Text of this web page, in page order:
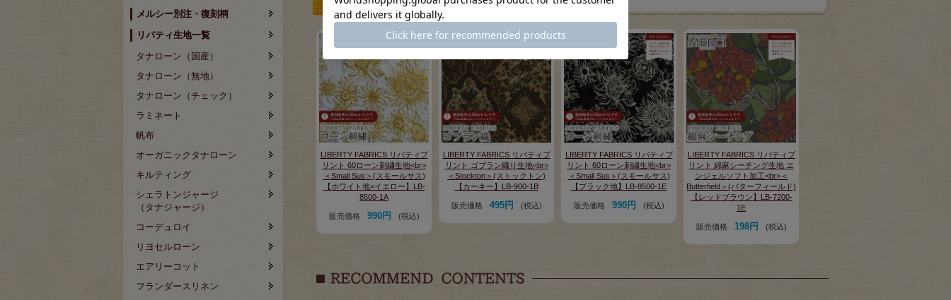
メルシー別注・復刻柄
リバティ生地一覧
タナローン（国産）
タナローン（無地）
タナローン（チェック）
ラミネート
帆布
オーガニックタナローン
キルティング
シェラトンジャージ
（タナジャージ）
コーデュロイ
リヨセルローン
エアリーコット
フランダースリネン
LIBERTY FABRICS リバティプ
リント 60ローン刺繍生地<br>
＜Small Sus＞(スモールサス)
【ホワイト地×イエロー】LB-
8500-1A
販売価格 990円 (税込)
LIBERTY FABRICS リバティプ
リント ゴブラン織り生地<br>
＜Stockton＞(ストックトン)
【カーキー】LB-900-1B
販売価格 495円 (税込)
LIBERTY FABRICS リバティプ
リント 60ローン刺繍生地<br>
＜Small Sus＞(スモールサス)
【ブラック地】LB-8500-1E
販売価格 990円 (税込)
LIBERTY FABRICS リバティプ
リント 綿麻シーチング生地 エ
ンジェルソフト加工<br>＜
Butterfield＞(バターフィールド)
【レッドブラウン】LB-7200-
1E
販売価格 198円 (税込)